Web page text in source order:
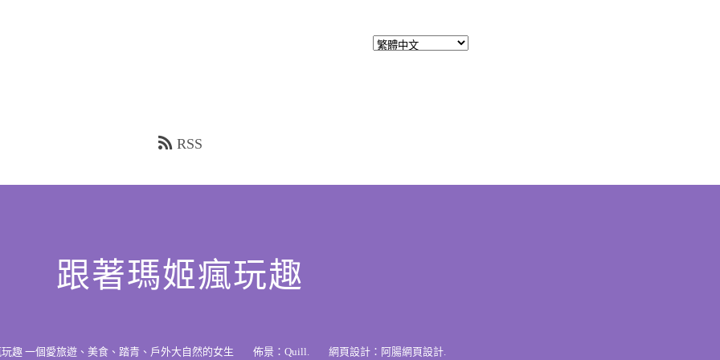
RSS
跟著瑪姬瘋玩趣
趣 一個愛旅遊、美食、踏青、戶外大自然的女生 佈景： Quill. 網頁設計： 阿腸網頁設計.